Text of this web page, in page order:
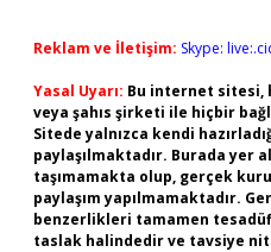
Reklam ve İletişim: Skype:
Yasal Uyarı: Bu internet sitesi,
veya şahıs şirketi ile hiçbir
Sitede yalnızca kendi
paylaşılmaktadır. Burada yer
taşımamakta olup, gerçek
paylaşım yapılmamaktadır.
benzerlikleri tamamen
taslak halindedir ve tavsiye